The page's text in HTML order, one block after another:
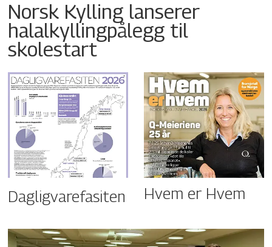
Norsk Kylling lanserer
halalkyllingpålegg til
skolestart
Dagligvarefasiten Hvem er Hvem